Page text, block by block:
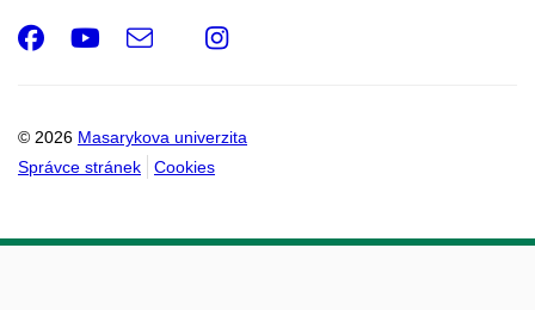
© 2026 Masarykova univerzita
Správce stránek
Cookies
Facebook
Youtube
e-
Instagram